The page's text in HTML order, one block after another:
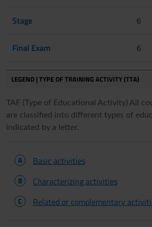
Stage 6
Final Exam 6
LEGEND | TYPE OF TRAINING ACTIVITY (TTA)
TAF (Type of Educational Activity) All
are classified into different types of
indicated by a letter.
A Basic activities
B Characterizing activities
C Related or complementary